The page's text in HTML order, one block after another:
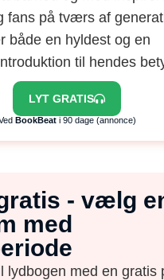
fans på tværs af
både en hyldest og en
til hendes
LYT GRATIS
BookBeati 90 dage (annonce)
- vælg
med
lydbogen med en gratis